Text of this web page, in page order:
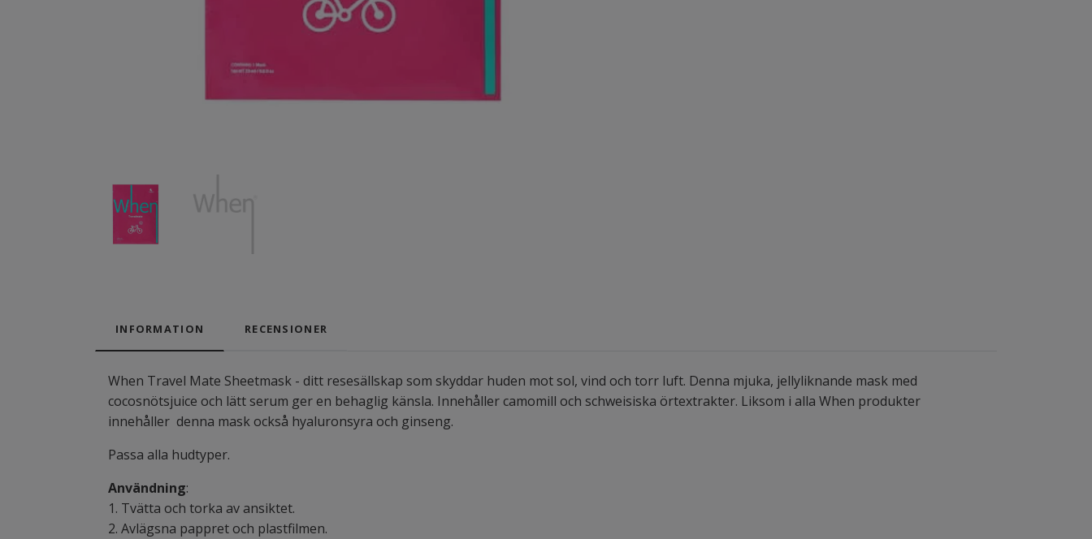
INFORMATION RECENSIONER
When Travel Mate Sheetmask - ditt resesällskap som skyddar huden mot sol, vind och torr luft. Denna mjuka, jellyliknande mask med
cocosnötsjuice och lätt serum ger en behaglig känsla. Innehåller camomill och schweisiska örtextrakter. Liksom i alla When produkter
innehåller denna mask också hyaluronsyra och ginseng.
Passa alla hudtyper.
Användning:
1. Tvätta och torka av ansiktet.
2. Avlägsna pappret och plastfilmen.